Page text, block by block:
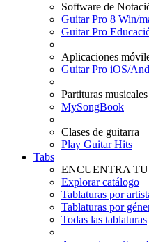
Software de
Guitar Pro 8 Win/
Guitar Pro
Aplicaciones
Guitar Pro iOS/
Partituras musicales
MySongBook
Clases de guitarra
Play Guitar Hits
Tabs
ENCUENTRA
Explorar catálogo
Tablaturas por
Tablaturas por
Todas las tablaturas